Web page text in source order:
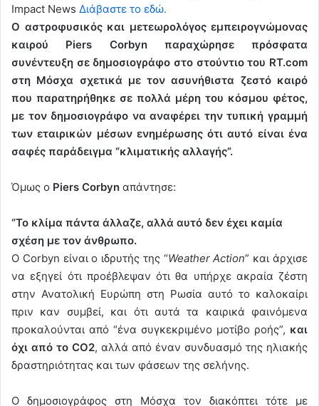
Impact News Διάβαστε το εδώ.
Ο αστροφυσικός και μετεωρολόγος εμπειρογνώμονας
καιρού Piers Corbyn παραχώρησε πρόσφατα
συνέντευξη σε δημοσιογράφο στο στούντιο του RT.com
στη Μόσχα σχετικά με τον ασυνήθιστα ζεστό καιρό
που παρατηρήθηκε σε πολλά μέρη του κόσμου φέτος,
με τον δημοσιογράφο να αναφέρει την τυπική γραμμή
των εταιρικών μέσων ενημέρωσης ότι αυτό είναι ένα
σαφές παράδειγμα “κλιματικής αλλαγής”.
Όμως ο Piers Corbyn απάντησε:
“Το κλίμα πάντα άλλαζε, αλλά αυτό δεν έχει καμία
σχέση με τον άνθρωπο.
Ο Corbyn είναι ο ιδρυτής της “Weather Action” και άρχισε
να εξηγεί ότι προέβλεψαν ότι θα υπήρχε ακραία ζέστη
στην Ανατολική Ευρώπη στη Ρωσία αυτό το καλοκαίρι
πριν καν συμβεί, και ότι αυτά τα καιρικά φαινόμενα
προκαλούνται από “ένα συγκεκριμένο μοτίβο ροής”, και
όχι από το CO2, αλλά από έναν συνδυασμό της ηλιακής
δραστηριότητας και των φάσεων της σελήνης.
Ο δημοσιογράφος στη Μόσχα τον διακόπτει τότε με